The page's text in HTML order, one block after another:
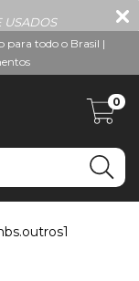
USADOS
para todo o Brasil |
0